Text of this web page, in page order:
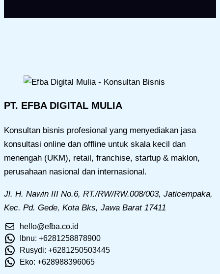
PT. EFBA DIGITAL MULIA
Konsultan bisnis profesional yang menyediakan jasa
konsultasi online dan offline untuk skala kecil dan
menengah (UKM), retail, franchise, startup & maklon,
perusahaan nasional dan internasional.
Jl. H. Nawin III No.6, RT./RW/RW.008/003, Jaticempaka,
Kec. Pd. Gede, Kota Bks, Jawa Barat 17411
hello@efba.co.id
Ibnu: +6281258878900
Rusydi: +6281250503445
Eko: +628988396065